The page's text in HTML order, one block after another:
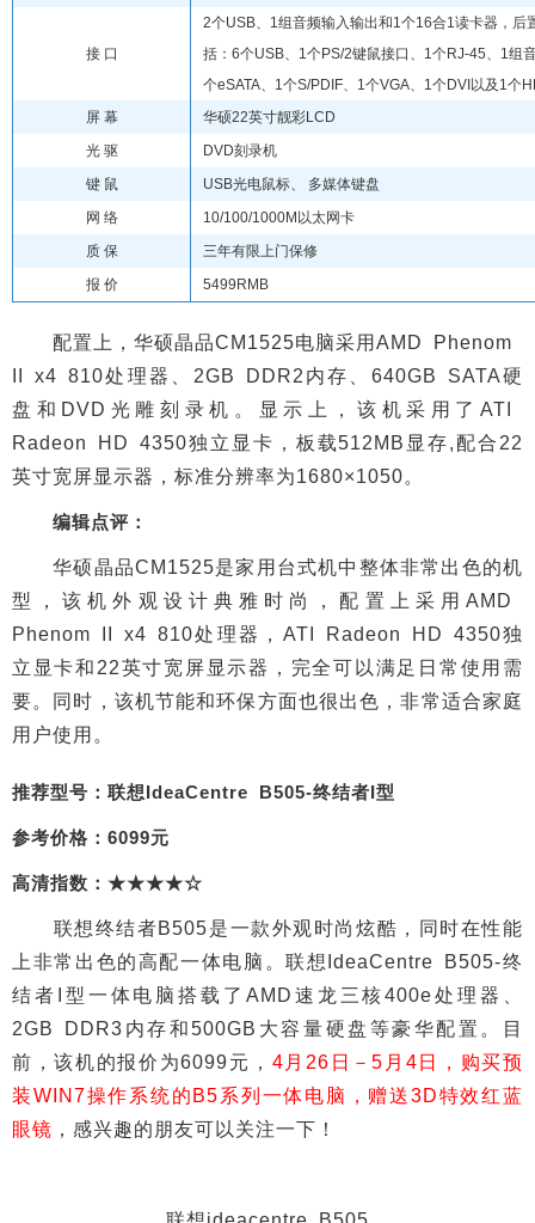
接 口
2个USB、1组音频输入输出和1个16合1读卡器，后
括：6个USB、1个PS/2键鼠接口、1个RJ-45、1组
个eSATA、1个S/PDIF、1个VGA、1个DVI以及1个
屏 幕
华硕22英寸靓彩LCD
光 驱
DVD刻录机
键 鼠
USB光电鼠标、 多媒体键盘
网 络
10/100/1000M以太网卡
质 保
三年有限上门保修
报 价
5499RMB
配置上，华硕晶品CM1525电脑采用AMD Phenom
II x4 810处理器、2GB DDR2内存、640GB SATA硬
盘和DVD光雕刻录机。显示上，该机采用了ATI
Radeon HD 4350独立显卡，板载512MB显存,配合22
英寸宽屏显示器，标准分辨率为1680×1050。
编辑点评：
华硕晶品CM1525是家用台式机中整体非常出色的机
型，该机外观设计典雅时尚，配置上采用AMD
Phenom II x4 810处理器，ATI Radeon HD 4350独
立显卡和22英寸宽屏显示器，完全可以满足日常使用需
要。同时，该机节能和环保方面也很出色，非常适合家庭
用户使用。
推荐型号：联想IdeaCentre B505-终结者I型
参考价格：6099元
高清指数：★★★★☆
联想终结者B505是一款外观时尚炫酷，同时在性能
上非常出色的高配一体电脑。联想IdeaCentre B505-终
结者I型一体电脑搭载了AMD速龙三核400e处理器、
2GB DDR3内存和500GB大容量硬盘等豪华配置。目
前，该机的报价为6099元， 4月26日－5月4日，购买预
装WIN7操作系统的B5系列一体电脑，赠送3D特效红蓝
眼镜 ，感兴趣的朋友可以关注一下！